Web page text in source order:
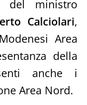
del ministro
Calciolari,
Area
della
anche i
Area Nord.